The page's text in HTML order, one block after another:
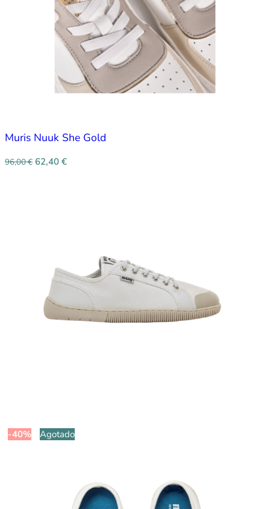
Muris Nuuk She Gold
96,00€ 62,40 €
-40% Agotado